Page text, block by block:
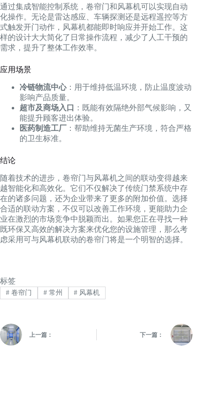
通过集成智能控制系统，卷帘门和风幕机可以实现自动
化操作。无论是雷达感应、车辆探测还是远程遥控等方
式触发开门动作，风幕机都能即时响应并开始工作。这
样的设计大大简化了日常操作流程，减少了人工干预的
需求，提升了整体工作效率。
应用场景
冷链物流中心：用于维持低温环境，防止温度波动
影响产品质量。
超市及商场入口
：既能有效隔绝外部气候影响，又
能提升顾客进出体验。
医药制造工厂 ：帮助维持无菌生产环境，符合严格
的卫生标准。
结论
随着技术的进步，卷帘门与风幕机之间的联动变得越来
越智能化和高效化。它们不仅解决了传统门禁系统中存
在的诸多问题，还为企业带来了更多的附加价值。选择
合适的联动方案，不仅可以改善工作环境，更能助力企
业在激烈的市场竞争中脱颖而出。如果您正在寻找一种
既环保又高效的解决方案来优化您的设施管理，那么考
虑采用可与风幕机联动的卷帘门将是一个明智的选择。
标签
#卷帘门 #常州 # 风幕机
上一篇： 下一篇：